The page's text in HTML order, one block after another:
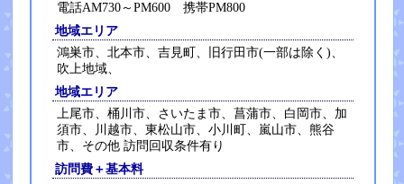
電話AM730～PM600 携帯PM800
地域エリア
鴻巣市、北本市、吉見町、旧行田市(一部は除く)、
吹上地域、
地域エリア
上尾市、桶川市、さいたま市、菖蒲市、白岡市、加
須市、川越市、東松山市、小川町、嵐山市、熊谷
市、その他 訪問回収条件有り
訪問費＋基本料